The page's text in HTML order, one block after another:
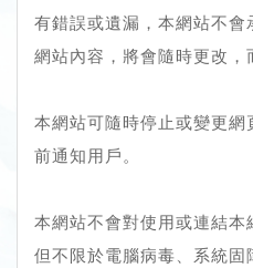
有錯誤或遺漏，本網站不
網站內容，將會隨時更改，
本網站可隨時停止或變更
前通知用戶。
本網站不會對使用或連結
但不限於電腦病毒、系統